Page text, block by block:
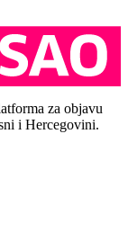
za objavu
i Hercegovini.